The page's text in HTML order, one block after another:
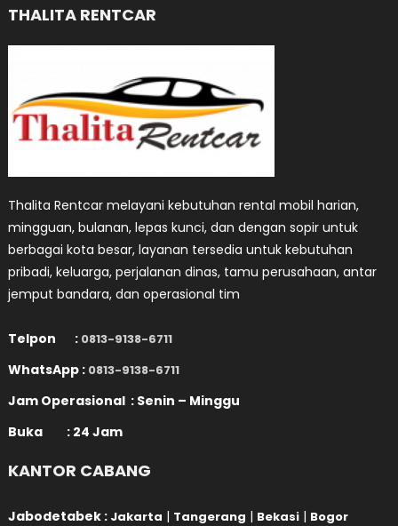
THALITA RENTCAR
Thalita Rentcar melayani kebutuhan rental mobil harian,
mingguan, bulanan, lepas kunci, dan dengan sopir untuk
berbagai kota besar, layanan tersedia untuk kebutuhan
pribadi, keluarga, perjalanan dinas, tamu perusahaan, antar
jemput bandara, dan operasional tim
Telpon : 0813-9138-6711
WhatsApp : 0813-9138-6711
Jam Operasional : Senin – Minggu
Buka : 24 Jam
KANTOR CABANG
Jabodetabek : Jakarta | Tangerang | Bekasi | Bogor